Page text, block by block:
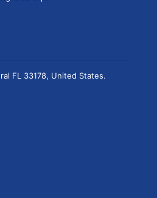
FL 33178, United States.